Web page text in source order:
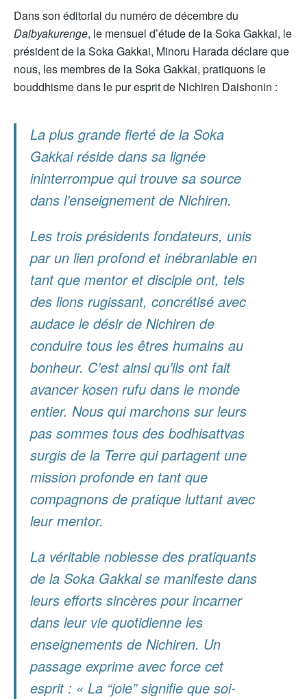
Dans son éditorial du numéro de décembre du
Daibyakurenge, le mensuel d’étude de la Soka Gakkai, le
président de la Soka Gakkai, Minoru Harada déclare que
nous, les membres de la Soka Gakkai, pratiquons le
bouddhisme dans le pur esprit de Nichiren Daishonin :
La plus grande fierté de la Soka
Gakkai réside dans sa lignée
ininterrompue qui trouve sa source
dans l’enseignement de Nichiren.
Les trois présidents fondateurs, unis
par un lien profond et inébranlable en
tant que mentor et disciple ont, tels
des lions rugissant, concrétisé avec
audace le désir de Nichiren de
conduire tous les êtres humains au
bonheur. C’est ainsi qu’ils ont fait
avancerkosen rufu dans le monde
entier. Nous qui marchons sur leurs
pas sommes tous des bodhisattvas
surgis de la Terre qui partagent une
mission profonde en tant que
compagnons de pratique luttant avec
leur mentor.
La véritable noblesse des pratiquants
de la Soka Gakkai se manifeste dans
leurs efforts sincères pour incarner
dans leur vie quotidienne les
enseignements de Nichiren. Un
passage exprime avec force cet
esprit : « La “joie” signifie que soi-